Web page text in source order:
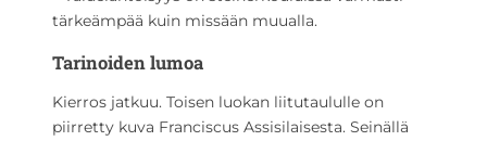
tärkeämpää kuin missään muualla.
Tarinoiden lumoa
Kierros jatkuu. Toisen luokan liitutaululle on
piirretty kuva Franciscus Assisilaisesta. Seinällä